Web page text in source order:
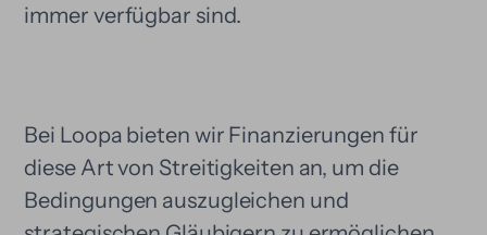
immer verfügbar sind.
Bei Loopa bieten wir Finanzierungen für
diese Art von Streitigkeiten an, um die
Bedingungen auszugleichen und